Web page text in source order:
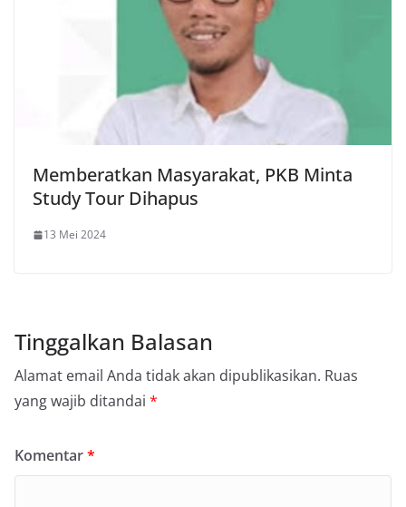
Memberatkan Masyarakat, PKB Minta
Study Tour Dihapus
13 Mei 2024
Tinggalkan Balasan
Alamat email Anda tidak akan dipublikasikan. Ruas
yang wajib ditandai *
Komentar*